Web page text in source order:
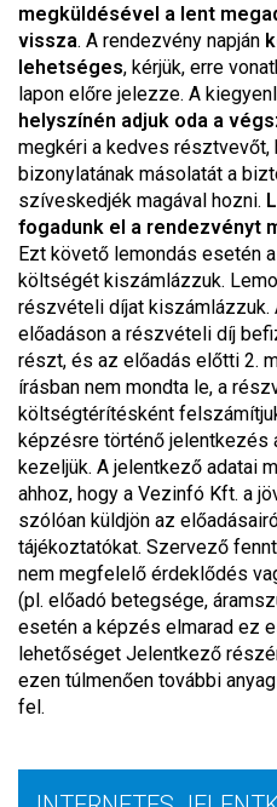
megküldésével a lent
vissza. A rendezvény napján
lehetséges, kérjük, erre
lapon előre jelezze. A
helyszínén adjuk oda a
megkéri a kedves résztvevőt,
bizonylatának másolatát a
szíveskedjék magával hozni.
fogadunk el a rendezvényt
Ezt követő lemondás esetén
költségét kiszámlázzuk.
részvételi díjat kiszámlázzuk.
előadáson a részvételi díj
részt, és az előadás előtti 2.
írásban nem mondta le, a
költségtérítésként
képzésre történő jelentkezés
kezeljük. A jelentkező adatai
ahhoz, hogy a Vezinfó Kft. a
szólóan küldjön az
tájékoztatókat. Szervező
nem megfelelő érdeklődés
(pl. előadó betegsége,
esetén a képzés elmarad ez
lehetőséget Jelentkező
ezen túlmenően további
fel.